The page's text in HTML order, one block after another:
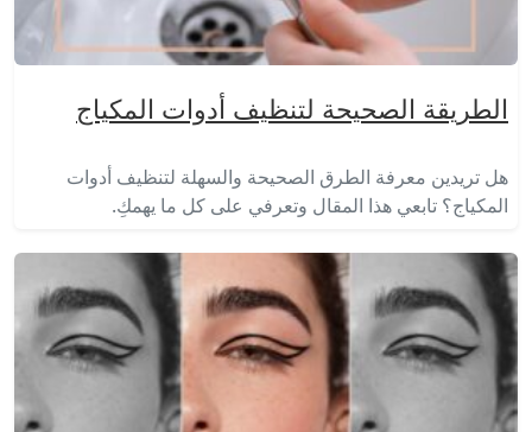
الطريقة الصحيحة لتنظيف أدوات المكياج
هل تريدين معرفة الطرق الصحيحة والسهلة لتنظيف أدوات
المكياج؟ تابعي هذا المقال وتعرفي على كل ما يهمكِ.